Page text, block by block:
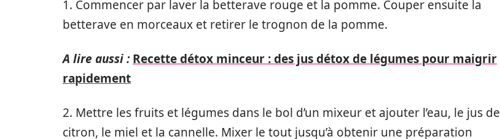
1. Commencer par laver la betterave rouge et la pomme. Couper ensuite la
betterave en morceaux et retirer le trognon de la pomme.
A lire aussi : Recette détox minceur : des jus détox de légumes pour maigrir
rapidement
2. Mettre les fruits et légumes dans le bol d’un mixeur et ajouter l’eau, le jus de
citron, le miel et la cannelle. Mixer le tout jusqu’à obtenir une préparation